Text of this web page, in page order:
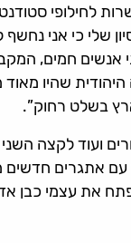
לחילופי
שלי כי אני
חמים,
שהיו
בשלט רחוק”.
ועוד לקצה
עם אתגרים
את עצמי כבן